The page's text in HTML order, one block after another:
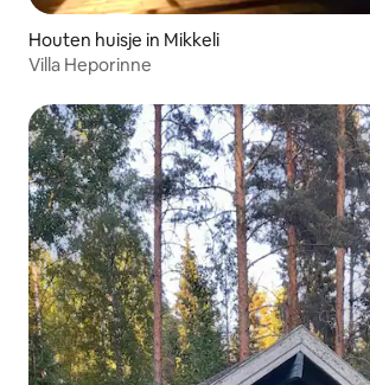
Houten huisje in Mikkeli
Villa Heporinne